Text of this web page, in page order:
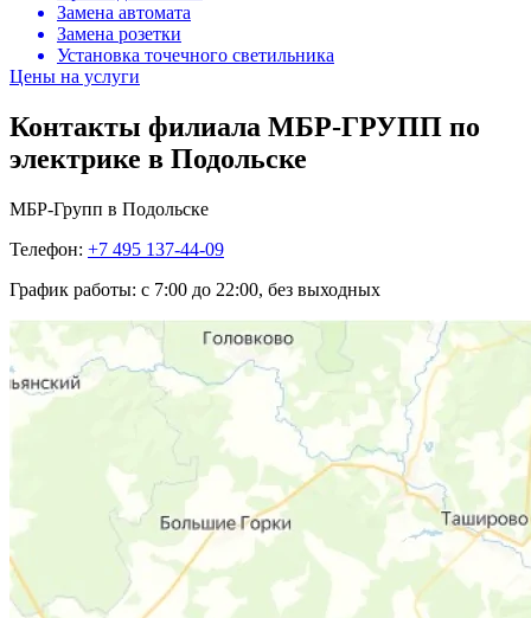
Замена автомата
Замена розетки
Установка точечного светильника
Цены на услуги
Контакты филиала МБР-ГРУПП по
электрике в Подольске
МБР-Групп в Подольске
Телефон: +7 495 137-44-09
График работы: с 7:00 до 22:00, без выходных